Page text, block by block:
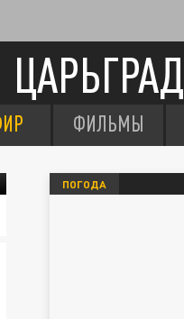
ЦАРЬГРАД
ФИЛЬМЫ
ПОГОДА